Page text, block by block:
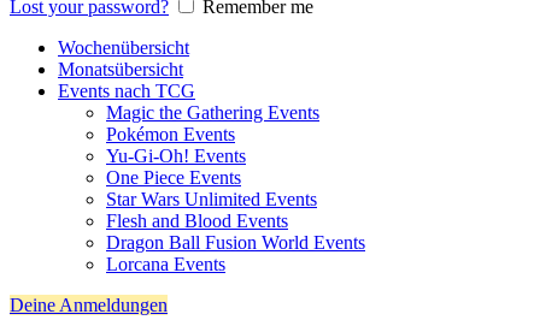
Lost your password?
Remember me
Wochenübersicht
Monatsübersicht
Events nach TCG
Magic the Gathering Events
Pokémon Events
Yu-Gi-Oh! Events
One Piece Events
Star Wars Unlimited Events
Flesh and Blood Events
Dragon Ball Fusion World Events
Lorcana Events
Deine Anmeldungen